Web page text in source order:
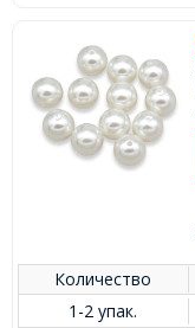
Количество
1-2 упак.